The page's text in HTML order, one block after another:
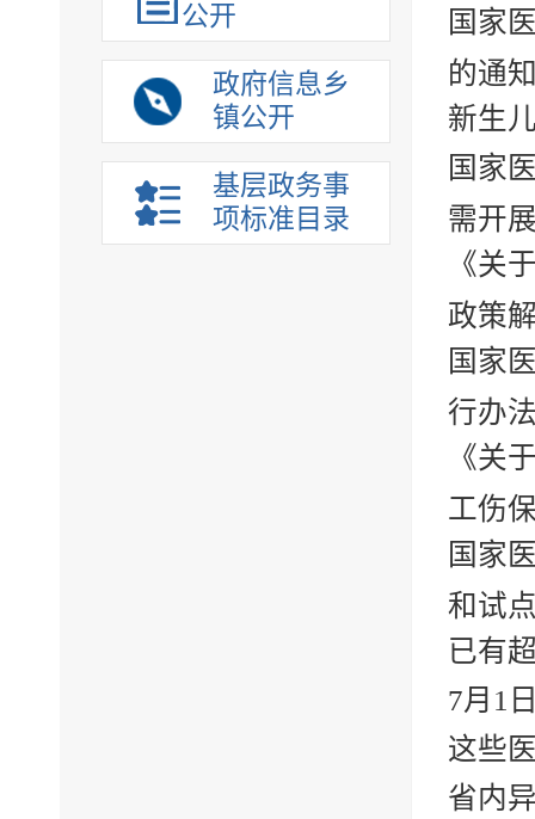
公开
政府信息乡
镇公开
基层政务事
项标准目录
国家
的通
新生
国家
需开
《关
政策
国家
行办
《关
工伤
国家
和试
已有
7月1
这些
省内